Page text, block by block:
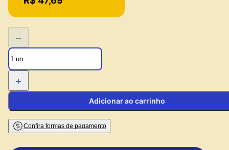
−
+
Adicionar ao carrinho
Confira formas de pagamento